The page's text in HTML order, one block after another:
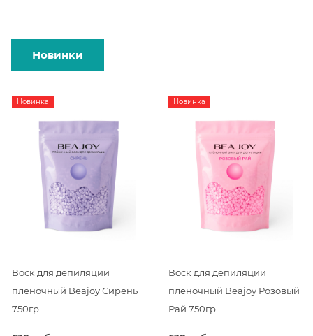
Новинки
Новинка
Воск для депиляции
пленочный Beajoy Сирень
750гр
Новинка
Воск для депиляции
пленочный Beajoy Розовый
Рай 750гр